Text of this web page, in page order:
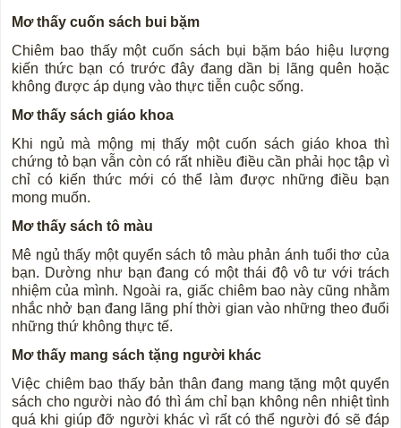
Mơ thấy cuốn sách bui bặm
Chiêm bao thấy một cuốn sách bụi bặm báo hiệu lượng
kiến ​​thức bạn có trước đây đang dần bị lãng quên hoặc
không được áp dụng vào thực tiễn cuộc sống.
Mơ thấy sách giáo khoa
Khi ngủ mà mộng mị thấy một cuốn sách giáo khoa thì
chứng tỏ bạn vẫn còn có rất nhiều điều cần phải học tập vì
chỉ có kiến thức mới có thể làm được những điều bạn
mong muốn.
Mơ thấy sách tô màu
Mê ngủ thấy một quyển sách tô màu phản ánh tuổi thơ của
bạn. Dường như bạn đang có một thái độ vô tư với trách
nhiệm của mình. Ngoài ra, giấc chiêm bao này cũng nhằm
nhắc nhở bạn đang lãng phí thời gian vào những theo đuổi
những thứ không thực tế.
Mơ thấy mang sách tặng người khác
Việc chiêm bao thấy bản thân đang mang tặng một quyển
sách cho người nào đó thì ám chỉ bạn không nên nhiệt tình
quá khi giúp đỡ người khác vì rất có thể người đó sẽ đáp